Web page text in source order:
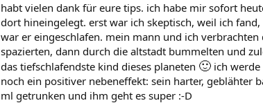
habt vielen dank für eure tips. ich habe mir sofort
dort hineingelegt. erst war ich skeptisch, weil ich
war er eingeschlafen. mein mann und ich
spazierten, dann durch die altstadt bummelten und
das tiefschlafendste kind dieses planeten 🙂 ich
noch ein positiver nebeneffekt: sein harter, geblähter
ml getrunken und ihm geht es super :-D